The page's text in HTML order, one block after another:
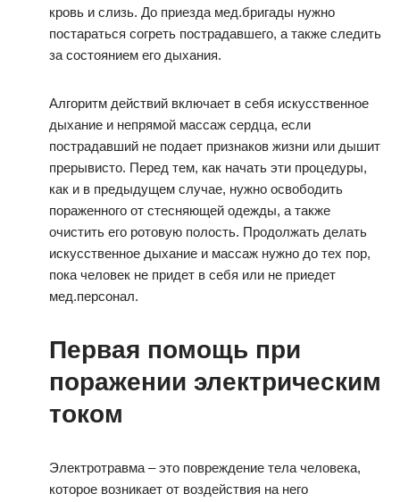
кровь и слизь. До приезда мед.бригады нужно
постараться согреть пострадавшего, а также следить
за состоянием его дыхания.
Алгоритм действий включает в себя искусственное
дыхание и непрямой массаж сердца, если
пострадавший не подает признаков жизни или дышит
прерывисто. Перед тем, как начать эти процедуры,
как и в предыдущем случае, нужно освободить
пораженного от стесняющей одежды, а также
очистить его ротовую полость. Продолжать делать
искусственное дыхание и массаж нужно до тех пор,
пока человек не придет в себя или не приедет
мед.персонал.
Первая помощь при
поражении электрическим
током
Электротравма – это повреждение тела человека,
которое возникает от воздействия на него